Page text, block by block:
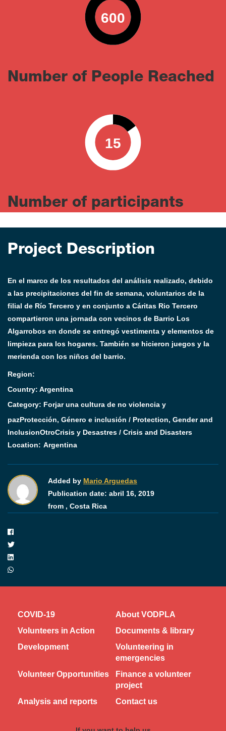
600
0 100
Number of People Reached
15
0 100
Number of participants
Project Description
En el marco de los resultados del análisis realizado, debido
a las precipitaciones del fin de semana, voluntarios de la
filial de Río Tercero y en conjunto a Cáritas Rio Tercero
compartieron una jornada con vecinos de Barrio Los
Algarrobos en donde se entregó vestimenta y elementos de
limpieza para los hogares. También se hicieron juegos y la
merienda con los niños del barrio.
Region:
Country: Argentina
Category: Forjar una cultura de no violencia y
pazProtección, Género e inclusión / Protection, Gender and
InclusionOtroCrisis y Desastres / Crisis and Disasters
Location: Argentina
Added by Mario Arguedas
Publication date: abril 16, 2019
from , Costa Rica
COVID-19
About VODPLA
Volunteers in Action
Documents & library
Development
Volunteering in
emergencies
Volunteer Opportunities
Finance a volunteer
project
Analysis and reports
Contact us